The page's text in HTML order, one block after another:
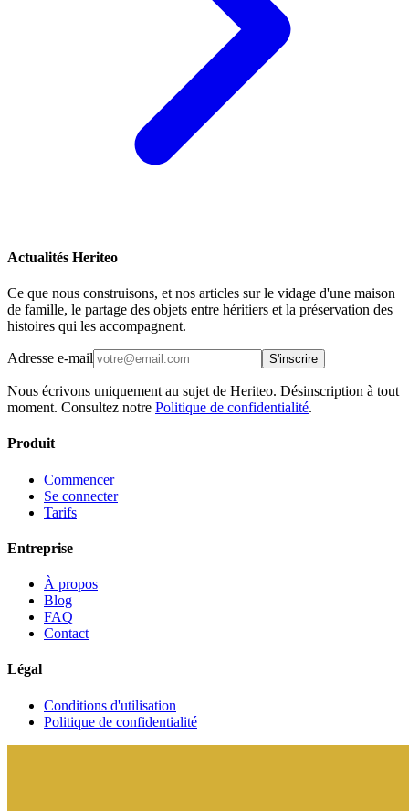
Actualités Heriteo
Ce que nous construisons, et nos articles sur le vidage d'une maison
de famille, le partage des objets entre héritiers et la préservation des
histoires qui les accompagnent.
Adresse e-mail S'inscrire
Nous écrivons uniquement au sujet de Heriteo. Désinscription à tout
moment. Consultez notre Politique de confidentialité.
Produit
Commencer
Se connecter
Tarifs
Entreprise
À propos
Blog
FAQ
Contact
Légal
Conditions d'utilisation
Politique de confidentialité